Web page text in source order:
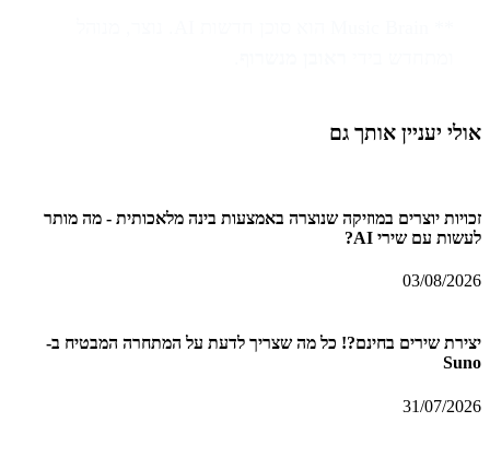
אולי יעניין אותך גם
זכויות יוצרים במוזיקה שנוצרה באמצעות בינה מלאכותית - מה מותר
לעשות עם שירי AI?
03/08/2026
יצירת שירים בחינם?! כל מה שצריך לדעת על המתחרה המבטיח ב-
Suno
31/07/2026